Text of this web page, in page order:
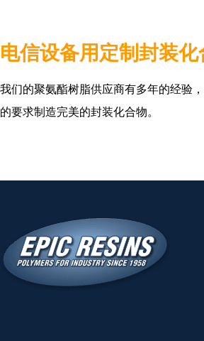
电信设备用定制封装化
我们的聚氨酯树脂供应商有多年的经验
的要求制造完美的封装化合物。